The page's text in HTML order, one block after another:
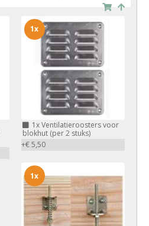
1xVentilatieroosters voor
blokhut (per 2 stuks)
+€ 5,50
1x
1x